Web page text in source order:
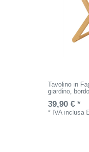
Tavolino in
giardino,
39,90 € *
* IVA inclusa